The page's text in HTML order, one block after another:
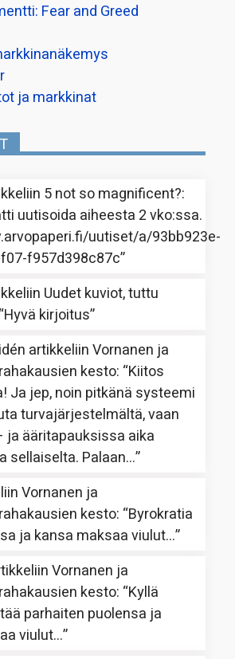
Fear and Greed
ja markkinat
5 not so magnificent?:
uutisoida aiheesta 2 vko:ssa.
uutiset/a/93bb923e-
f957d398c87c”
Uudet kuviot, tuttu
Hyvä kirjoitus”
artikkeliinVornanen ja
kesto: “Kiitos
Ja jep, noin pitkänä systeemi
turvajärjestelmältä, vaan
ja ääritapauksissa aika
sellaiselta. Palaan…”
Vornanen ja
kesto: “Byrokratia
ja kansa maksaa viulut…”
Vornanen ja
kesto: “Kyllä
parhaiten puolensa ja
viulut…”